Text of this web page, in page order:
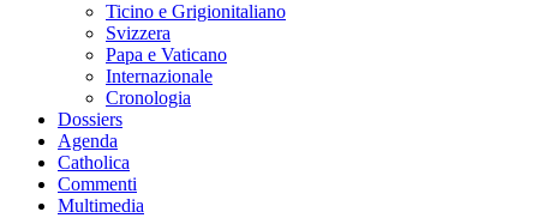
Ticino e Grigionitaliano
Svizzera
Papa e Vaticano
Internazionale
Cronologia
Dossiers
Agenda
Catholica
Commenti
Multimedia